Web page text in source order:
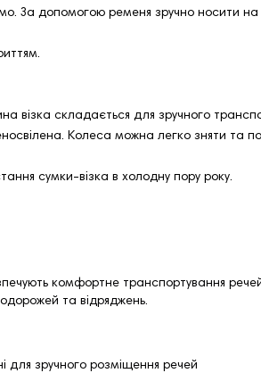
За допомогою ременя зручно носити на
складається для зручного
Колеса можна легко зняти та
сумки-візка в холодну пору року.
комфортне транспортування
та відряджень.
для зручного розміщення речей